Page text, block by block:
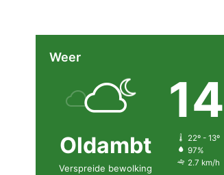
Weer
Oldambt
Verspreide bewolking
14
22º - 13º
97%
2.7 km/h